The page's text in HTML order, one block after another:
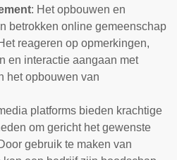
: Het opbouwen en
betrokken online gemeenschap
reageren op opmerkingen,
en interactie aangaan met
het opbouwen van
platforms bieden krachtige
om gericht het gewenste
gebruik te maken van